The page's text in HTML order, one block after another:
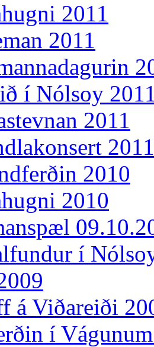
2011
2011
í Nólsoy
2011
2011
2010
2010
í
á Viðareiði
í